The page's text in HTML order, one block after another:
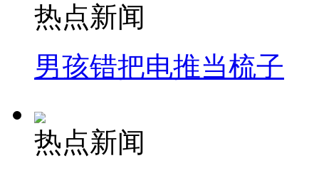
热点新闻
男孩错把电推当梳子
热点新闻